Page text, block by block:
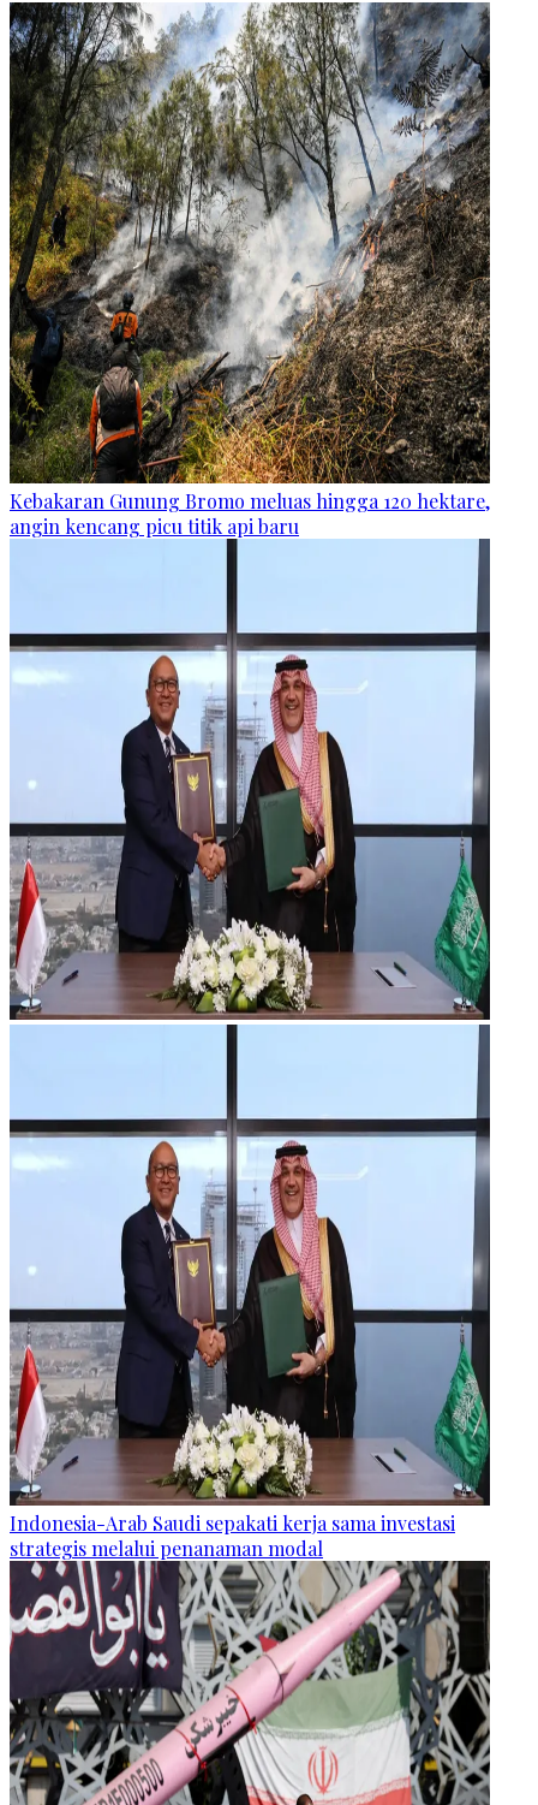
Kebakaran Gunung Bromo meluas hingga 120 hektare,
angin kencang picu titik api baru
Indonesia-Arab Saudi sepakati kerja sama investasi
strategis melalui penanaman modal